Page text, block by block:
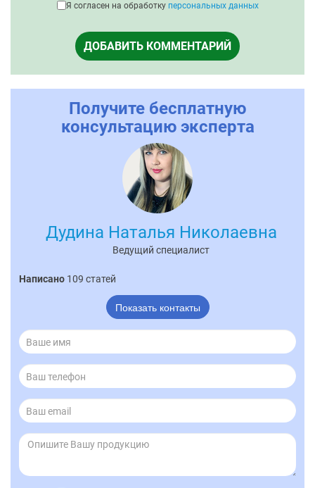
Я согласен на обработку персональных данных
ДОБАВИТЬ КОММЕНТАРИЙ
Получите бесплатную
консультацию эксперта
Дудина Наталья Николаевна
Ведущий специалист
Написано 109 статей
Показать контакты